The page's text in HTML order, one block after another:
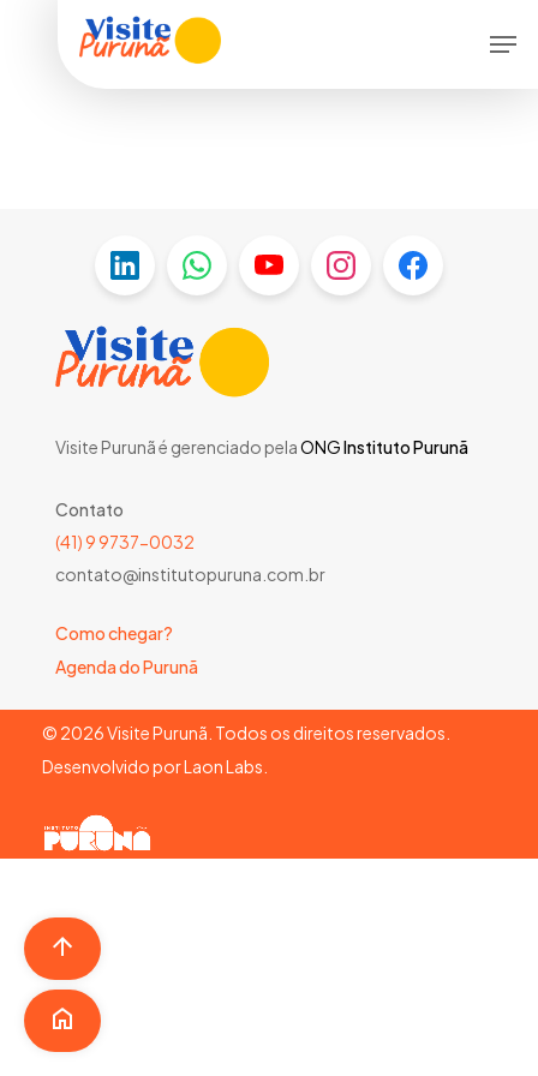
Visite Purunã é gerenciado pelaONGInstituto Purunã
Contato
(41) 9 9737-0032
contato@institutopuruna.com.br
Como chegar?
Agenda do Purunã
© 2026Visite Purunã. Todos os direitos reservados.
Desenvolvido porLaon Labs